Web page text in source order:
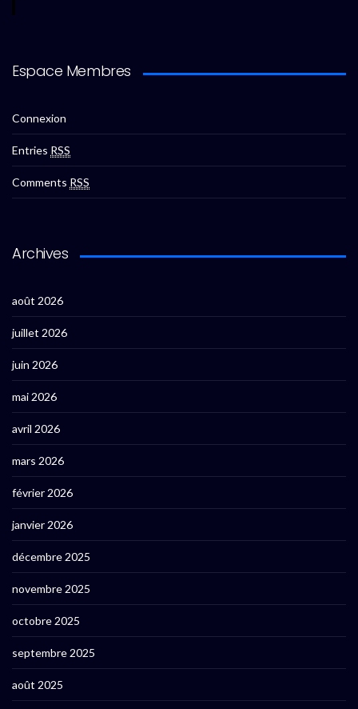
Espace Membres
Connexion
Entries RSS
Comments RSS
Archives
août 2026
juillet 2026
juin 2026
mai 2026
avril 2026
mars 2026
février 2026
janvier 2026
décembre 2025
novembre 2025
octobre 2025
septembre 2025
août 2025